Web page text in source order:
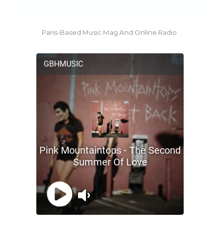
Paris-Based Music Mag And Online Radio.